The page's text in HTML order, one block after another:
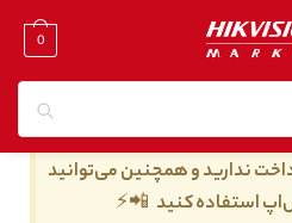
0
ندارید و همچنین می‌توانید
استفاده کنید 📲⚡